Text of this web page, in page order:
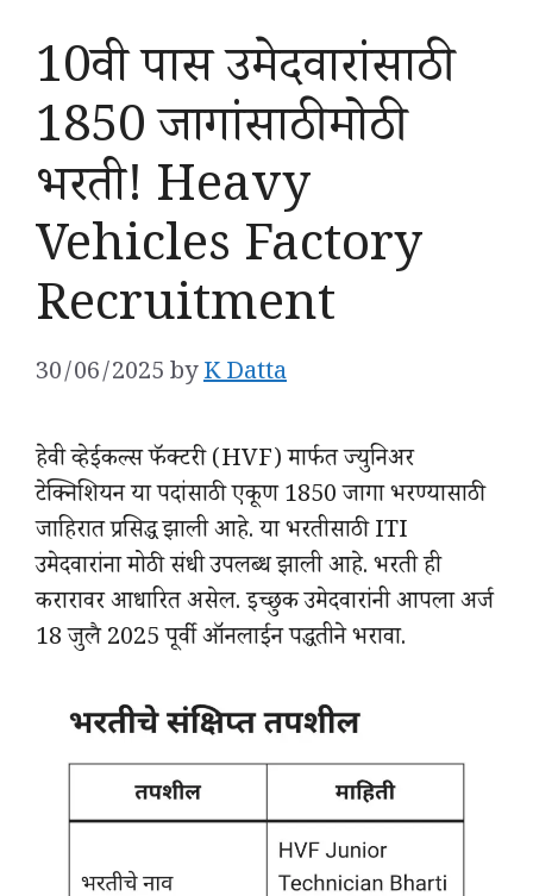
10वी पास उमेदवारांसाठी
1850 जागांसाठी मोठी
भरती! Heavy
Vehicles Factory
Recruitment
30/06/2025byK Datta
हेवी व्हेईकल्स फॅक्टरी (HVF) मार्फत ज्युनिअर
टेक्निशियन या पदांसाठी एकूण 1850 जागा भरण्यासाठी
जाहिरात प्रसिद्ध झाली आहे. या भरतीसाठी ITI
उमेदवारांना मोठी संधी उपलब्ध झाली आहे. भरती ही
करारावर आधारित असेल. इच्छुक उमेदवारांनी आपला अर्ज
18 जुलै 2025 पूर्वी ऑनलाईन पद्धतीने भरावा.